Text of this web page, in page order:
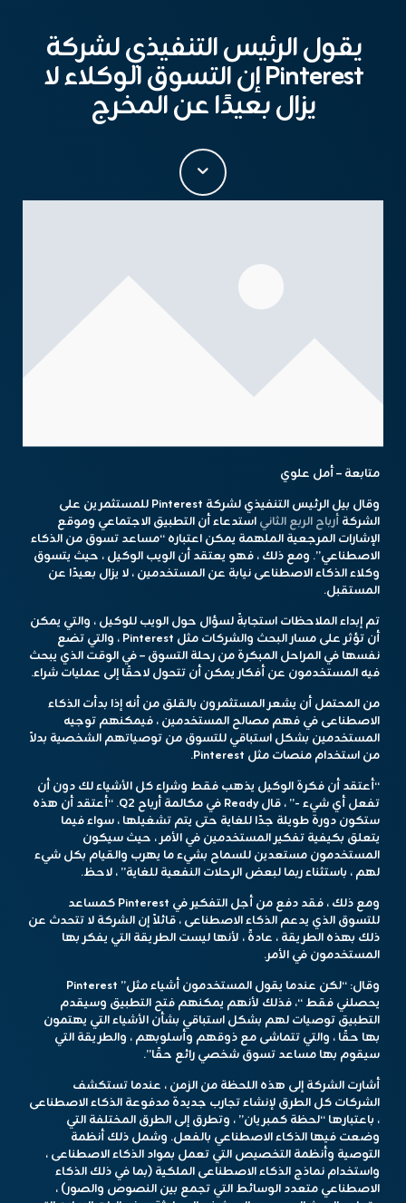
يقول الرئيس التنفيذي لشركة
Pinterest إن التسوق الوكلاء لا
يزال بعيدًا عن المخرج
متابعة – أمل علوي
وقال بيل الرئيس التنفيذي لشركة Pinterest للمستثمرين على
الشركةأرباح الربع الثانياستدعاء أن التطبيق الاجتماعي وموقع
الإشارات المرجعية الملهمة يمكن اعتباره “مساعد تسوق من الذكاء
الاصطناعي”. ومع ذلك ، فهو يعتقد أن الويب الوكيل ، حيث يتسوق
وكلاء الذكاء الاصطناعى نيابة عن المستخدمين ، لا يزال بعيدًا عن
المستقبل.
تم إبداء الملاحظات استجابةً لسؤال حول الويب للوكيل ، والتي يمكن
أن تؤثر على مسار البحث والشركات مثل Pinterest ، والتي تضع
نفسها في المراحل المبكرة من رحلة التسوق – في الوقت الذي يبحث
فيه المستخدمون عن أفكار يمكن أن تتحول لاحقًا إلى عمليات شراء.
من المحتمل أن يشعر المستثمرون بالقلق من أنه إذا بدأت الذكاء
الاصطناعى في فهم مصالح المستخدمين ، فيمكنهم توجيه
المستخدمين بشكل استباقي للتسوق من توصياتهم الشخصية بدلاً
من استخدام منصات مثل Pinterest.
“أعتقد أن فكرة الوكيل يذهب فقط وشراء كل الأشياء لك دون أن
تفعل أي شيء -” ، قال Ready في مكالمة أرباح Q2. “أعتقد أن هذه
ستكون دورة طويلة جدًا للغاية حتى يتم تشغيلها ، سواء فيما
يتعلق بكيفية تفكير المستخدمين في الأمر ، حيث سيكون
المستخدمون مستعدين للسماح بشيء ما يهرب والقيام بكل شيء
لهم ، باستثناء ربما لبعض الرحلات النفعية للغاية” ، لاحظ.
ومع ذلك ، فقد دفع من أجل التفكير في Pinterest كمساعد
للتسوق الذي يدعم الذكاء الاصطناعى ، قائلاً إن الشركة لا تتحدث عن
ذلك بهذه الطريقة ، عادةً ، لأنها ليست الطريقة التي يفكر بها
المستخدمون في الأمر.
وقال: “لكن عندما يقول المستخدمون أشياء مثل” Pinterest
يحصلني فقط “، فذلك لأنهم يمكنهم فتح التطبيق وسيقدم
التطبيق توصيات لهم بشكل استباقي بشأن الأشياء التي يهتمون
بها حقًا ، والتي تتماشى مع ذوقهم وأسلوبهم ، والطريقة التي
سيقوم بها مساعد تسوق شخصي رائع حقًا”.
أشارت الشركة إلى هذه اللحظة من الزمن ، عندما تستكشف
الشركات كل الطرق لإنشاء تجارب جديدة مدفوعة الذكاء الاصطناعى
، باعتبارها “لحظة كمبريان” ، وتطرق إلى الطرق المختلفة التي
وضعت فيها الذكاء الاصطناعي بالفعل. وشمل ذلك أنظمة
التوصية وأنظمة التخصيص التي تعمل بمواد الذكاء الاصطناعى ،
واستخدام نماذج الذكاء الاصطناعى الملكية (بما في ذلك الذكاء
الاصطناعي متعدد الوسائط التي تجمع بين النصوص والصور) ،